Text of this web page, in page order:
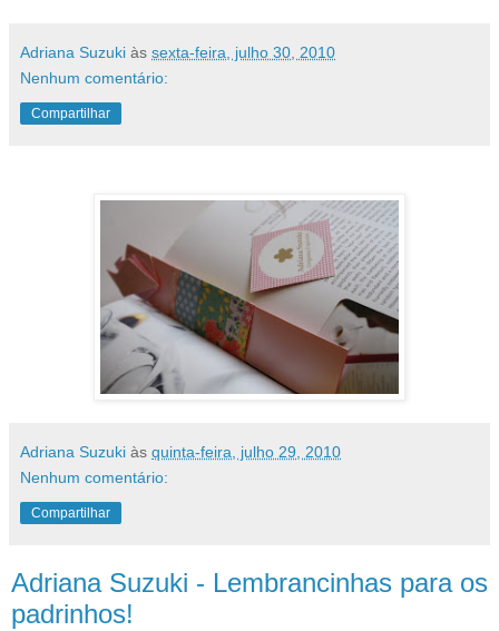
Adriana Suzuki às sexta-feira, julho 30, 2010
Nenhum comentário:
Compartilhar
Adriana Suzuki às quinta-feira, julho 29, 2010
Nenhum comentário:
Compartilhar
Adriana Suzuki - Lembrancinhas para os
padrinhos!